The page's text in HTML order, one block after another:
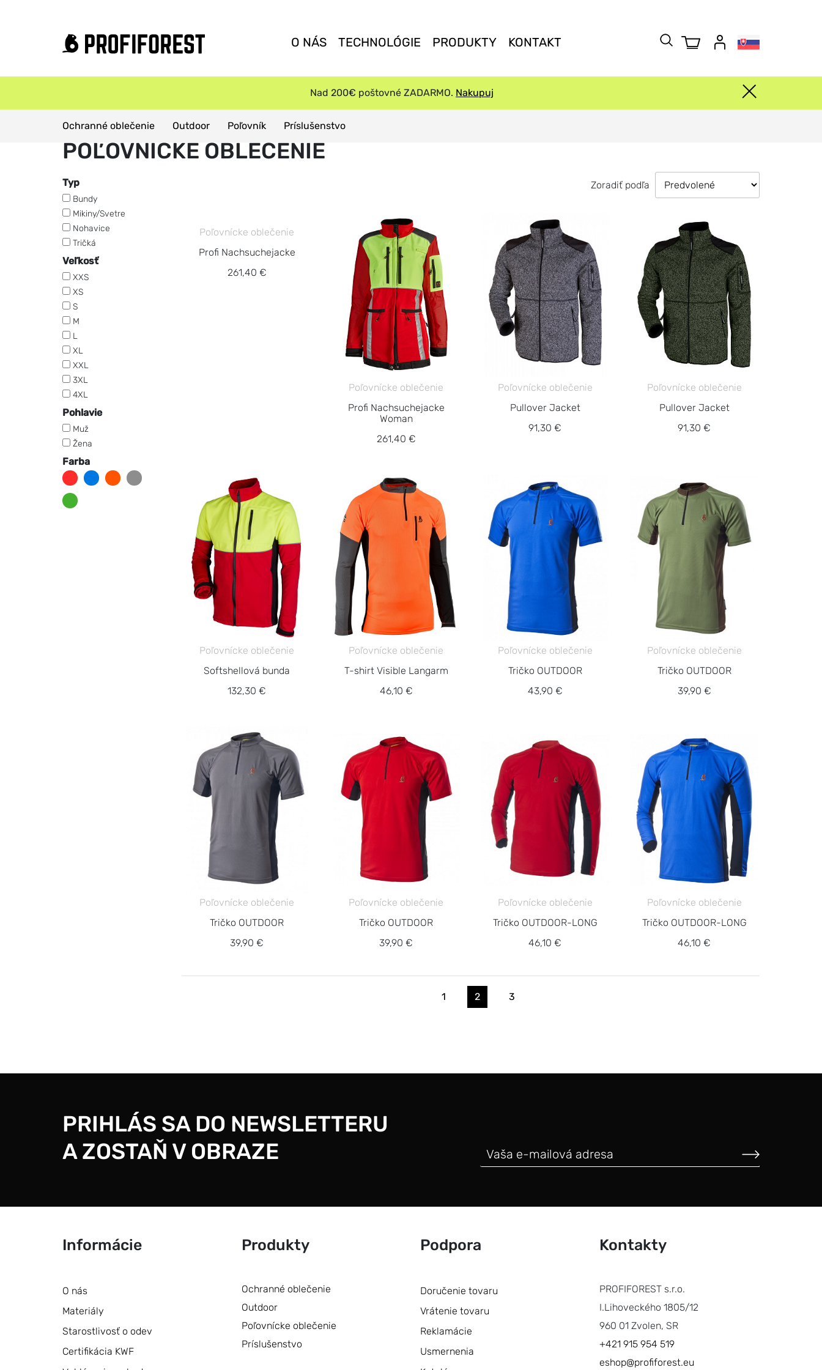
O NÁS TECHNOLÓGIE PRODUKTY KONTAKT
Nad 200€ poštovné ZADARMO. Nakupuj
Ochranné oblečenie Outdoor Poľovník Príslušenstvo
POĽOVNÍCKE OBLEČENIE
Typ
Bundy
Mikiny/Svetre
Nohavice
Tričká
Veľkosť
XXS
XS
S
M
L
XL
XXL
3XL
4XL
Pohlavie
Muž
Žena
Farba
Zoradiť podľa
Poľovnícke oblečenie
Profi Nachsuchejacke
261,40 €
Poľovnícke oblečenie
Profi Nachsuchejacke
Woman
261,40 €
Poľovnícke oblečenie
Pullover Jacket
91,30 €
Poľovnícke oblečenie
Pullover Jacket
91,30 €
Poľovnícke oblečenie
Softshellová bunda
132,30 €
Poľovnícke oblečenie
T-shirt Visible Langarm
46,10 €
Poľovnícke oblečenie
Tričko OUTDOOR
43,90 €
Poľovnícke oblečenie
Tričko OUTDOOR
39,90 €
Poľovnícke oblečenie
Tričko OUTDOOR
39,90 €
Poľovnícke oblečenie
Tričko OUTDOOR
39,90 €
Poľovnícke oblečenie
Tričko OUTDOOR-LONG
46,10 €
Poľovnícke oblečenie
Tričko OUTDOOR-LONG
46,10 €
1 2 3
PRIHLÁS SA DO NEWSLETTERU
A ZOSTAŇ V OBRAZE
Informácie
O nás
Materiály
Starostlivosť o odev
Certifikácia KWF
Produkty
Ochranné oblečenie
Outdoor
Poľovnícke oblečenie
Príslušenstvo
Podpora
Doručenie tovaru
Vrátenie tovaru
Reklamácie
Usmernenia
Kontakty
PROFIFOREST s.r.o.
I.Lihoveckého 1805/12
960 01 Zvolen, SR
+421 915 954 519
eshop@profiforest.eu